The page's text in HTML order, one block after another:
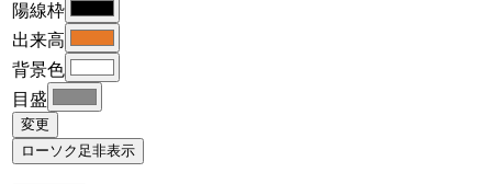
陽線枠
出来高
背景色
目盛